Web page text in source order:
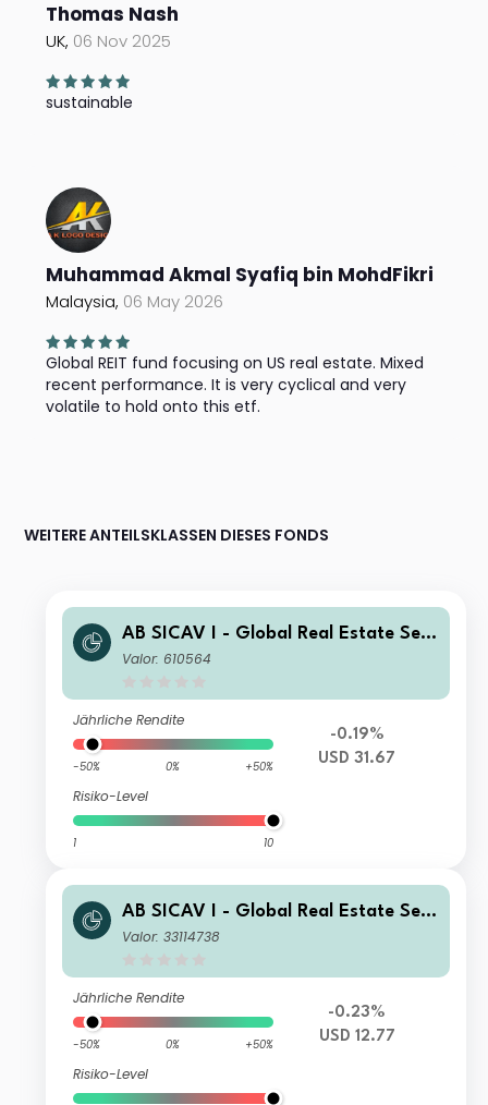
Thomas Nash
UK, 06 Nov 2025
sustainable
Muhammad Akmal Syafiq bin MohdFikri
Malaysia, 06 May 2026
Global REIT fund focusing on US real estate. Mixed
recent performance. It is very cyclical and very
volatile to hold onto this etf.
WEITERE ANTEILSKLASSEN DIESES FONDS
AB SICAV I - Global Real Estate Sec
urities Portfolio A Acc
Valor: 610564
Jährliche Rendite
-50% 0% +50%
Risiko-Level
1 10
-0.19%
USD 31.67
AB SICAV I - Global Real Estate Sec
urities Portfolio ID USD Inc
Valor: 33114738
Jährliche Rendite
-50% 0% +50%
Risiko-Level
-0.23%
USD 12.77